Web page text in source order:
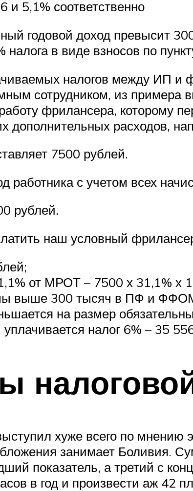
и 5,1% соответственно
годовой доход превысит
налога в виде взносов по
налогов между ИП
сотрудником, из примера
фрилансера, которому
дополнительных расходов,
7500 рублей.
работника с учетом всех
рублей.
наш условный
от МРОТ – 7500 х 31,1% х
выше 300 тысяч в ПФ и
на размер
налог 6% – 35
хуже всего по мнению
занимает Боливия.
показатель, а третий с
в год и произвести аж 42